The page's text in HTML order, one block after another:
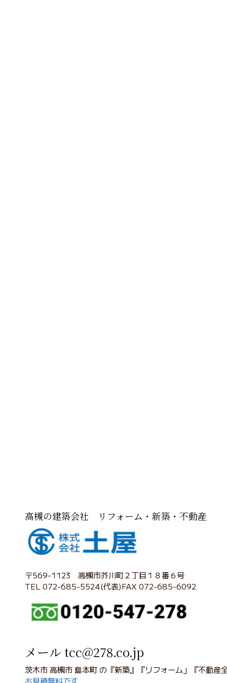
高槻の建築会社 リフォーム・新築・不動産
〒569-1123 高槻市芥川町２丁目１８番６号
TEL 072-685-5524(代表)FAX 072-685-6092
メール tcc@278.co.jp
茨木市 高槻市 島本町 の『新築』『リフォーム」『不動産
お見積無料です